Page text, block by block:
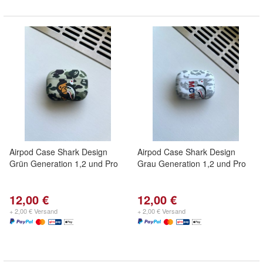
Airpod Case Shark Design
Grün Generation 1,2 und Pro
12,00 €
+ 2,00 € Versand
Airpod Case Shark Design
Grau Generation 1,2 und Pro
12,00 €
+ 2,00 € Versand